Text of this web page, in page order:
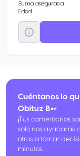
Suma asegurada
Edad
Cuéntanos lo
Obituz B×+
¡Tus comentarios
solo nos ayudarás
otros a tomar
minutos.